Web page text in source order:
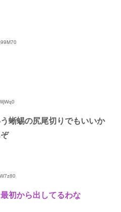
蜥蜴の尻尾切りでもいいか
初から出してるわな